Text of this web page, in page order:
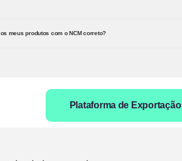
meus produtos com o NCM correto?
Plataforma de Exportação